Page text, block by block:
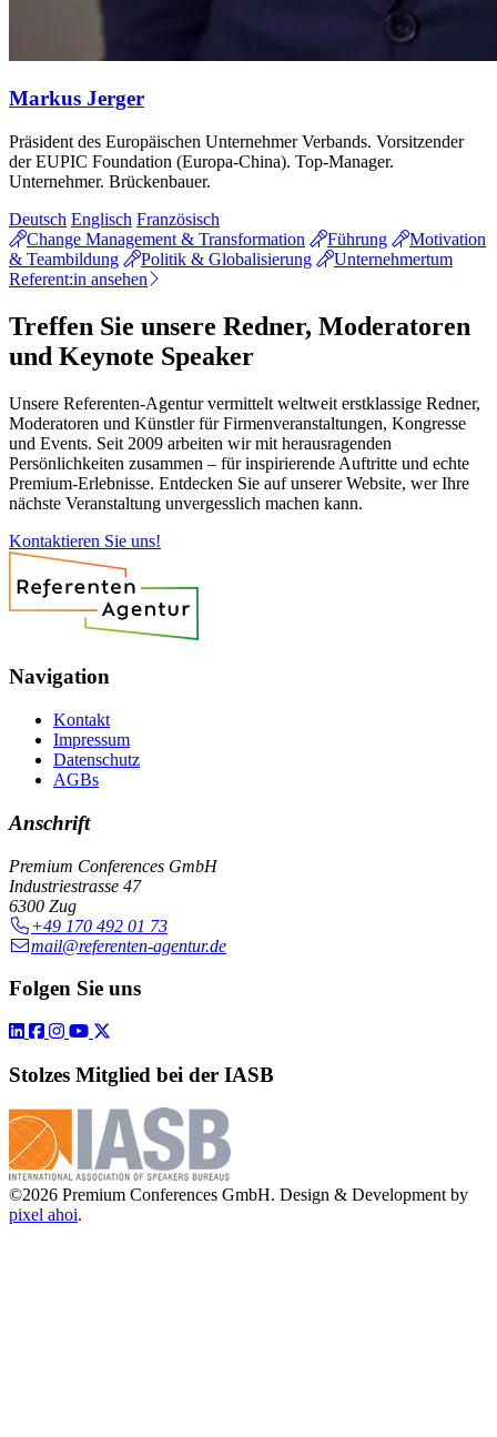
Markus Jerger
Präsident des Europäischen Unternehmer Verbands. Vorsitzender
der EUPIC Foundation (Europa-China). Top-Manager.
Unternehmer. Brückenbauer.
Deutsch Englisch Französisch
Change Management & Transformation
Führung
Motivation
& Teambildung
Politik & Globalisierung
Unternehmertum
Referent:in ansehen
Treffen Sie unsere Redner, Moderatoren
und Keynote Speaker
Unsere Referenten-Agentur vermittelt weltweit erstklassige Redner,
Moderatoren und Künstler für Firmenveranstaltungen, Kongresse
und Events. Seit 2009 arbeiten wir mit herausragenden
Persönlichkeiten zusammen – für inspirierende Auftritte und echte
Premium-Erlebnisse. Entdecken Sie auf unserer Website, wer Ihre
nächste Veranstaltung unvergesslich machen kann.
Kontaktieren Sie uns!
Navigation
Kontakt
Impressum
Datenschutz
AGBs
Anschrift
Premium Conferences GmbH
Industriestrasse 47
6300 Zug
+49 170 492 01 73
mail@referenten-agentur.de
Folgen Sie uns
Stolzes Mitglied bei der IASB
©2026 Premium Conferences GmbH. Design & Development by
pixel ahoi.